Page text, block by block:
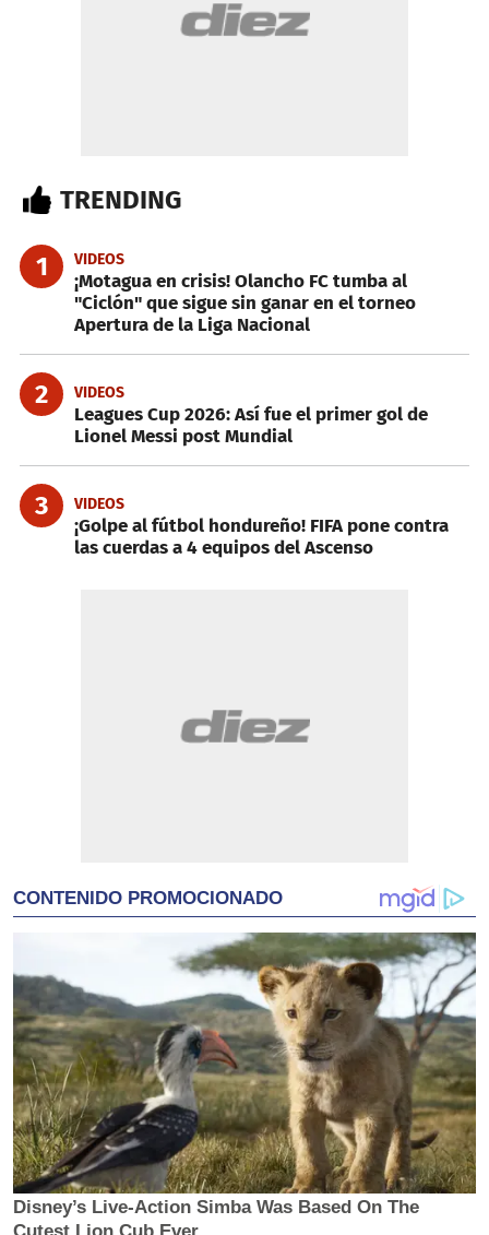
TRENDING
1 VIDEOS
¡Motagua en crisis! Olancho FC tumba al
"Ciclón" que sigue sin ganar en el torneo
Apertura de la Liga Nacional
2 VIDEOS
Leagues Cup 2026: Así fue el primer gol de
Lionel Messi post Mundial
3 VIDEOS
¡Golpe al fútbol hondureño! FIFA pone contra
las cuerdas a 4 equipos del Ascenso